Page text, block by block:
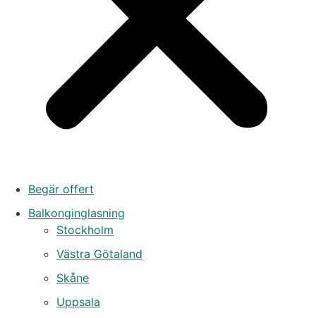
Begär offert
Balkonginglasning
Stockholm
Västra Götaland
Skåne
Uppsala